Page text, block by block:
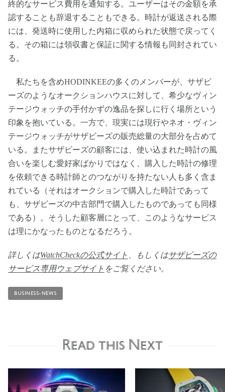
終的なサービス費用を通知する。ユーザーはその金額を承
認することも辞退することもできる。時計が返送される際
には、発送時に使用した内箱に収められた状態で戻ってく
る。その箱には領収書と保証に関する情報も同封されてい
る。
私たちを含めHODINKEEの多くのメンバーが、サザビ
ーズのようなオークションハウスに対して、希少なヴィン
テージウォッチの手付かずの逸品を探しに行く場所という
印象を抱いている。一方で、現実には現行やネオ・ヴィン
テージウォッチがサザビーズの販売総量の大部分を占めて
いる。またサザビーズの顧客には、使い込まれた時計の風
合いを楽しむ愛好家ばかりではなく、購入した時計の修理
を依頼できる時計師とのつながりを持たない人も多く含ま
れている（それはオークションで購入した時計であって
も、サザビーズの中古部門で購入したものであっても同様
である）。そうした顧客層にとって、このようなサービス
は理にかなったものとなるだろう。
詳しくはWatchCheckの公式サイト 、もしくはサザビーズの
サービス専用ウェブサイト をご覧ください。
BUSINESS-NEWS
Read this Next